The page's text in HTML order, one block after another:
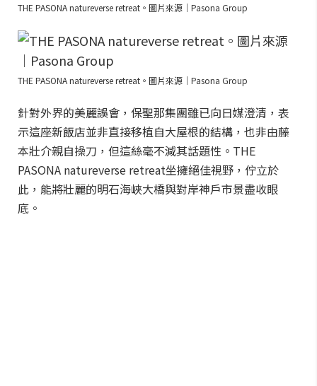
THE PASONA natureverse retreat。圖片來源｜Pasona Group
THE PASONA natureverse retreat。圖片來源｜Pasona Group
針對外界的美麗誤會，保聖那集團雖已向日媒澄清，表
示這座新飯店並非直接移植自大屋根的結構，也非由藤
本壯介親自操刀，但這絲毫不減其話題性。THE
PASONA natureverse retreat坐擁絕佳視野，佇立於
此，能將壯麗的明石海峽大橋與對岸神戶市景盡收眼
底。